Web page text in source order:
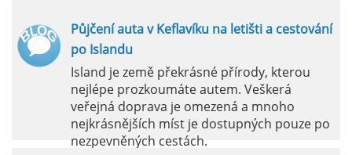
Půjčení auta v Keflavíku na letišti a cestování
po Islandu
Island je země překrásné přírody, kterou
nejlépe prozkoumáte autem. Veškerá
veřejná doprava je omezená a mnoho
nejkrásnějších míst je dostupných pouze po
nezpevněných cestách.